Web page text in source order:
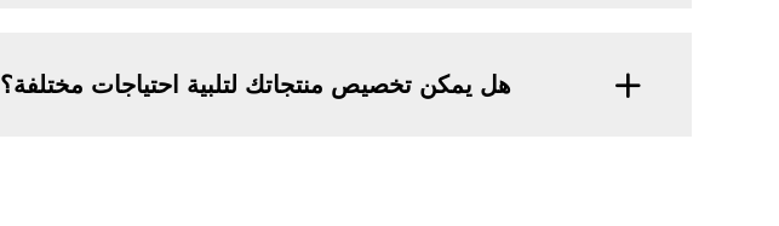
هل يمكن تخصيص منتجاتك لتلبية احتياجات مختلفة؟